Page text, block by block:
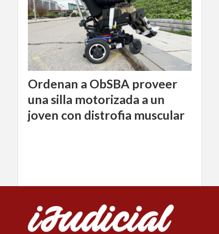
Ordenan a ObSBA proveer
una silla motorizada a un
joven con distrofia muscular